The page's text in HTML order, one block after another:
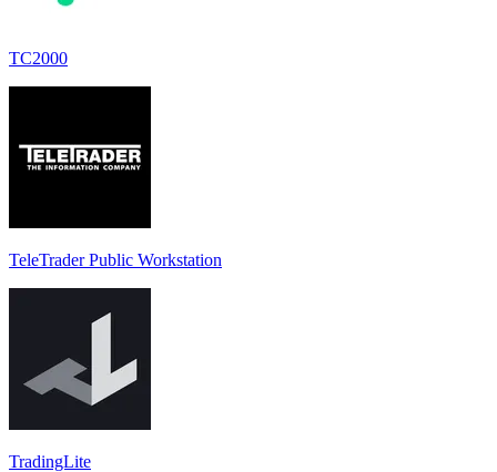
TC2000
TeleTrader Public Workstation
TradingLite